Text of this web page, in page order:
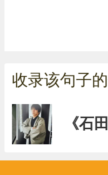
收录该句子
《石